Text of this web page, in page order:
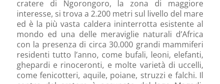
cratere di Ngorongoro, la zona di maggiore
interesse, si trova a 2.200 metri sul livello del mare
ed è la più vasta caldera ininterrotta esistente al
mondo ed una delle meraviglie naturali d’Africa
con la presenza di circa 30.000 grandi mammiferi
residenti tutto l’anno, come bufali, leoni, elefanti,
ghepardi e rinoceronti, e molte varietà di uccelli,
come fenicotteri, aquile, poiane, struzzi e falchi. Il